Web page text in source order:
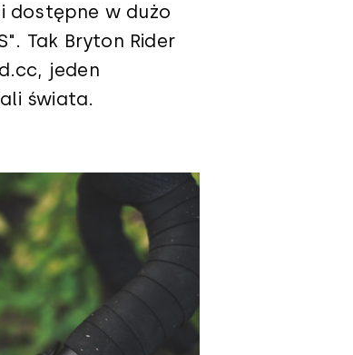
dostępne w dużo
Tak Bryton Rider
jeden
świata.